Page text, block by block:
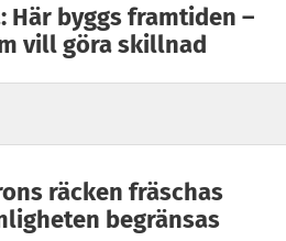
Här byggs framtiden –
vill göra skillnad
räcken fräschas
begränsas